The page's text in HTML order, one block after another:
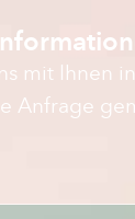
mit Ihnen
Anfrage